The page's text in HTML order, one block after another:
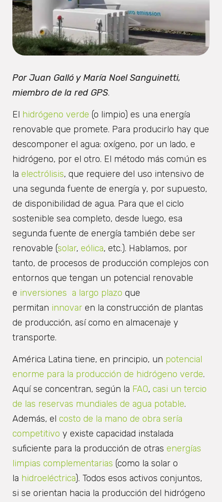
Por Juan Galló y María Noel Sanguinetti,
miembro de la red GPS.
El hidrógeno verde (o limpio) es una energía
renovable que promete. Para producirlo hay que
descomponer el agua: oxígeno, por un lado, e
hidrógeno, por el otro. El método más común es
la electrólisis, que requiere del uso intensivo de
una segunda fuente de energía y, por supuesto,
de disponibilidad de agua. Para que el ciclo
sostenible sea completo, desde luego, esa
segunda fuente de energía también debe ser
renovable (solar, eólica, etc.). Hablamos, por
tanto, de procesos de producción complejos con
entornos que tengan un potencial renovable
e inversiones a largo plazo que
permitan innovar en la construcción de plantas
de producción, así como en almacenaje y
transporte.
América Latina tiene, en principio, un potencial
enorme para la producción de hidrógeno verde.
Aquí se concentran, según la FAO, casi un tercio
de las reservas mundiales de agua potable.
Además, el costo de la mano de obra sería
competitivo y existe capacidad instalada
suficiente para la producción de otras energías
limpias complementarias (como la solar o
la hidroeléctrica). Todos esos activos conjuntos,
si se orientan hacia la producción del hidrógeno